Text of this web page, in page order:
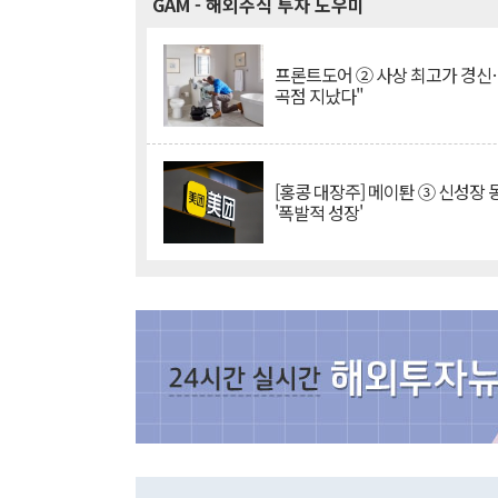
프론트도어 ② 사상 최고가 경
곡점 지났다"
[홍콩 대장주] 메이퇀 ③ 신성장
'폭발적 성장'